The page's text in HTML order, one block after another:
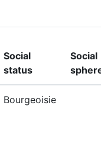
Social
status
Social
Bourgeoisie